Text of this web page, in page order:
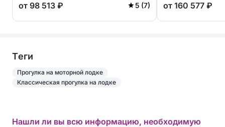
от 98 513 ₽ 5 (7) от 160 577 ₽
Tеги
Прогулка на моторной лодке
Классическая прогулка на лодке
Нашли ли вы всю информацию, необходимую